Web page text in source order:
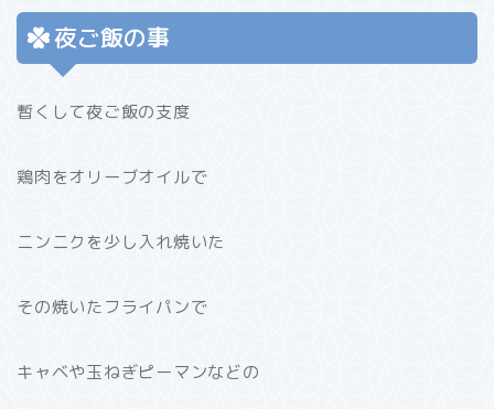
夜ご飯の事
暫くして夜ご飯の支度
鶏肉をオリーブオイルで
ニンニクを少し入れ焼いた
その焼いたフライパンで
キャベや玉ねぎピーマンなどの